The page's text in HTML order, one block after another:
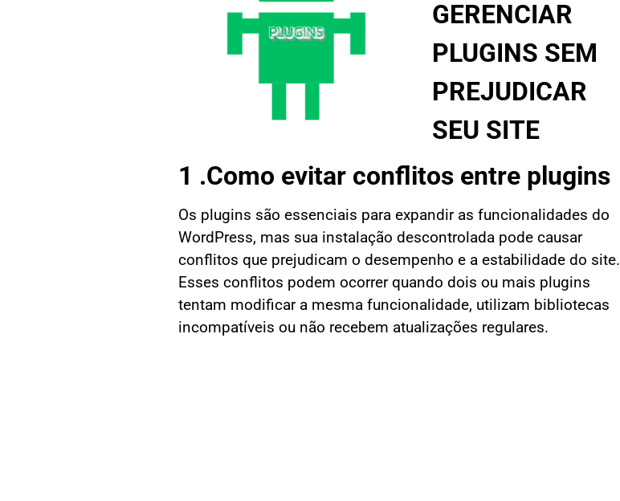
GERENCIAR
PLUGINS SEM
PREJUDICAR
SEU SITE
1 .Como evitar conflitos entre plugins
Os plugins são essenciais para expandir as funcionalidades do
WordPress, mas sua instalação descontrolada pode causar
conflitos que prejudicam o desempenho e a estabilidade do site.
Esses conflitos podem ocorrer quando dois ou mais plugins
tentam modificar a mesma funcionalidade, utilizam bibliotecas
incompatíveis ou não recebem atualizações regulares.